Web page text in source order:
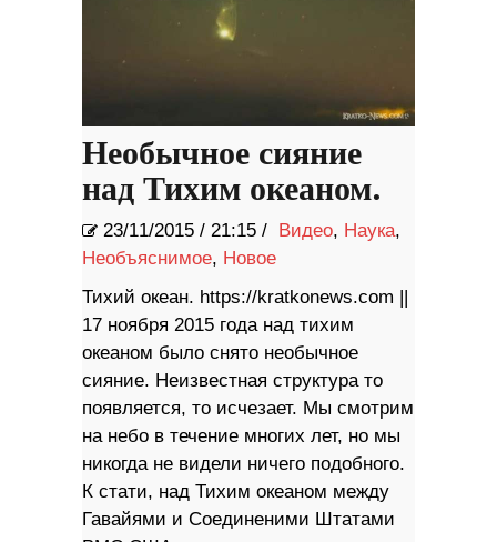
Необычное сияние
над Тихим океаном.
23/11/2015 / 21:15 / Видео, Наука,
Необъяснимое, Новое
Тихий океан. https://kratkonews.com ||
17 ноября 2015 года над тихим
океаном было снято необычное
сияние. Неизвестная структура то
появляется, то исчезает. Мы смотрим
на небо в течение многих лет, но мы
никогда не видели ничего подобного.
К стати, над Тихим океаном между
Гавайями и Соединеними Штатами